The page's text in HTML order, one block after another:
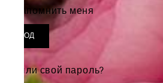
Запомнить меня
ВХОД
Забыли свой пароль?